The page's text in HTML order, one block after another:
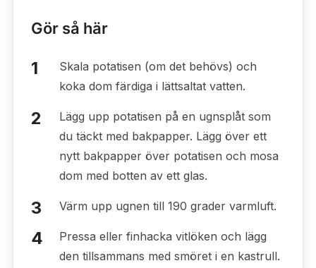
Gör så här
Skala potatisen (om det behövs) och
koka dom färdiga i lättsaltat vatten.
Lägg upp potatisen på en ugnsplåt som
du täckt med bakpapper. Lägg över ett
nytt bakpapper över potatisen och mosa
dom med botten av ett glas.
Värm upp ugnen till 190 grader varmluft.
Pressa eller finhacka vitlöken och lägg
den tillsammans med smöret i en kastrull.